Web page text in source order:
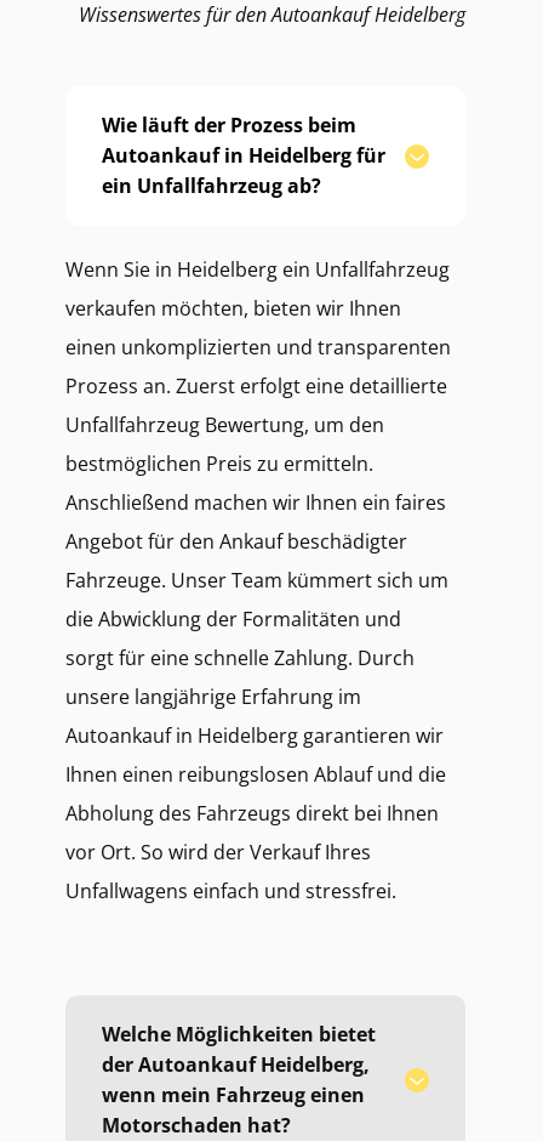
Wissenswertes für den Autoankauf Heidelberg
Wie läuft der Prozess beim
Autoankauf in Heidelberg für
ein Unfallfahrzeug ab?
Wenn Sie in Heidelberg ein Unfallfahrzeug
verkaufen möchten, bieten wir Ihnen
einen unkomplizierten und transparenten
Prozess an. Zuerst erfolgt eine detaillierte
Unfallfahrzeug Bewertung, um den
bestmöglichen Preis zu ermitteln.
Anschließend machen wir Ihnen ein faires
Angebot für den Ankauf beschädigter
Fahrzeuge. Unser Team kümmert sich um
die Abwicklung der Formalitäten und
sorgt für eine schnelle Zahlung. Durch
unsere langjährige Erfahrung im
Autoankauf in Heidelberg garantieren wir
Ihnen einen reibungslosen Ablauf und die
Abholung des Fahrzeugs direkt bei Ihnen
vor Ort. So wird der Verkauf Ihres
Unfallwagens einfach und stressfrei.
Welche Möglichkeiten bietet
der Autoankauf Heidelberg,
wenn mein Fahrzeug einen
Motorschaden hat?